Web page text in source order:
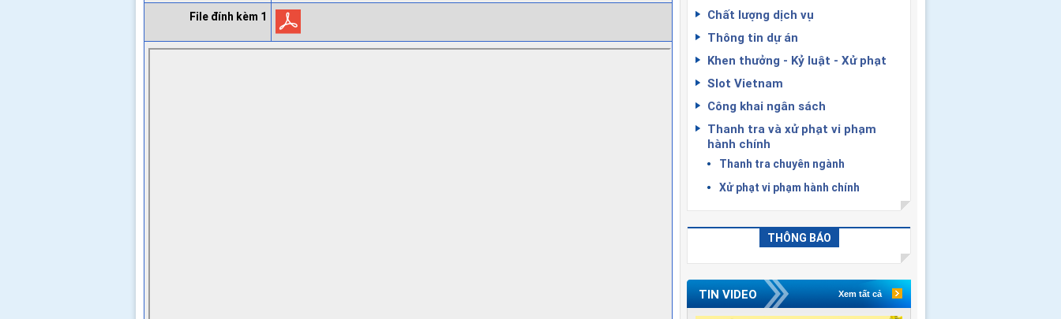
File đính kèm 1
Chất lượng dịch vụ
Thông tin dự án
Khen thưởng - Kỷ luật - Xử phạt
Slot Vietnam
Công khai ngân sách
Thanh tra và xử phạt vi phạm
hành chính
Thanh tra chuyên ngành
Xử phạt vi phạm hành chính
THÔNG BÁO
TIN VIDEO Xem tất cả